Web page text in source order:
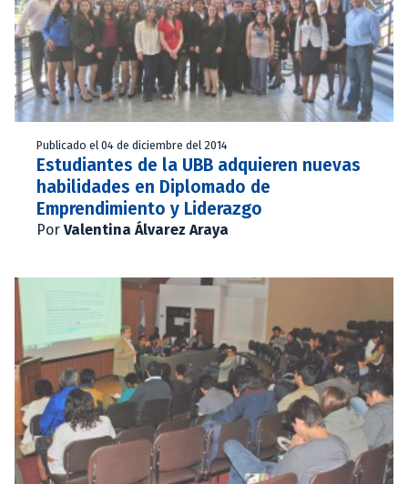
Publicado el 04 de diciembre del 2014
Estudiantes de la UBB adquieren nuevas
habilidades en Diplomado de
Emprendimiento y Liderazgo
Por Valentina Álvarez Araya